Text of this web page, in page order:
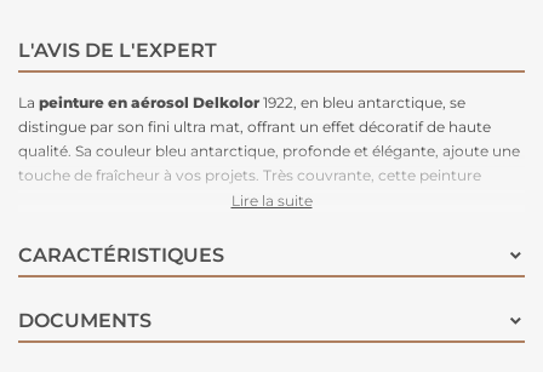
L'AVIS DE L'EXPERT
La peinture en aérosol Delkolor 1922, en bleu antarctique, se
distingue par son fini ultra mat, offrant un effet décoratif de haute
qualité. Sa couleur bleu antarctique, profonde et élégante, ajoute une
touche de fraîcheur à vos projets. Très couvrante, cette peinture
s'applique facilement et sans sous-couche sur
intérieur comme en extérieur. Idéale pour les objets de décoration, les
murs, les éléments en bois tels que les portes et les meubles, ainsi que
zones difficiles d'accès où un pinceau est impraticable. Le bouchon de
la bombe reflète fidèlement la couleur de la peinture, garantissant
Lire la suite
CARACTÉRISTIQUES
DOCUMENTS